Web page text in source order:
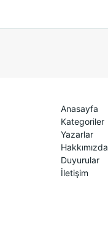
Anasayfa
Kategoriler
Yazarlar
Hakkımızda
Duyurular
İletişim